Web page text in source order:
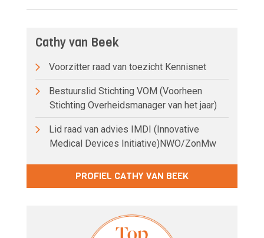
Cathy van Beek
Voorzitter raad van toezicht Kennisnet
Bestuurslid Stichting VOM (Voorheen
Stichting Overheidsmanager van het jaar)
Lid raad van advies IMDI (Innovative
Medical Devices Initiative)NWO/ZonMw
PROFIEL CATHY VAN BEEK